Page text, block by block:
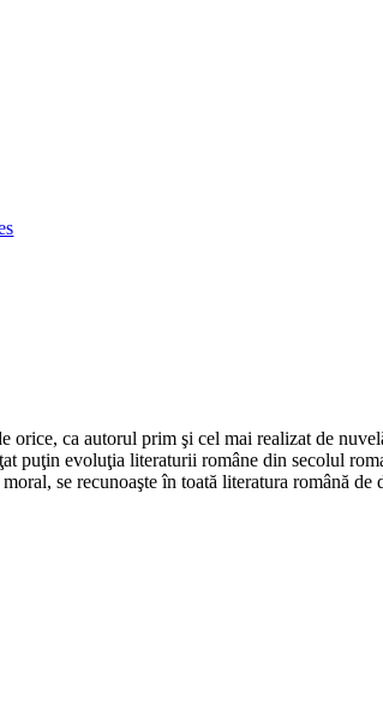
orice, ca autorul prim şi cel mai realizat de
puţin evoluţia literaturii române din secolul
se recunoaşte în toată literatura română de